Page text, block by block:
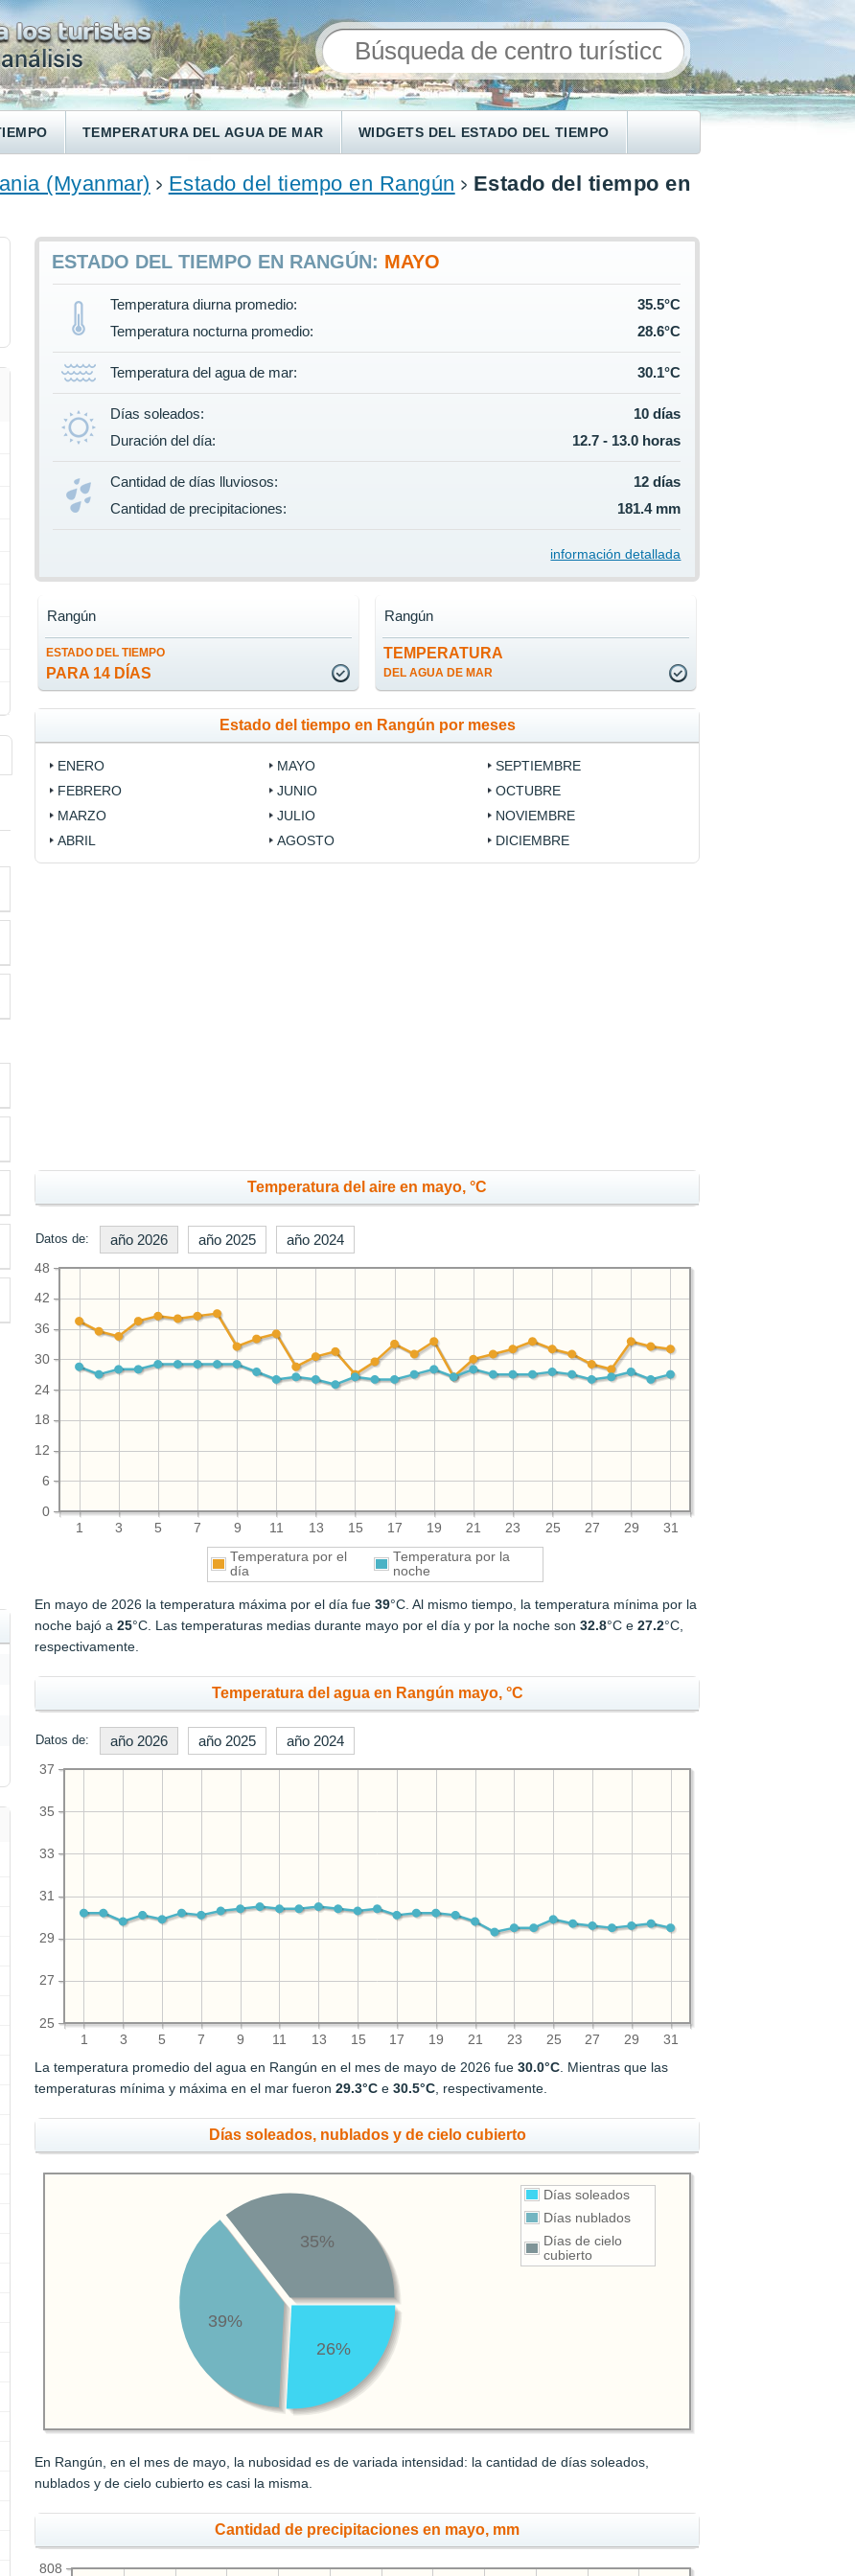
TEMPERATURA DEL AGUA DE MAR WIDGETS DEL ESTADO DEL TIEMPO
(Myanmar) Estado del tiempo en Rangún
Estado del tiempo en
ESTADO DEL TIEMPO EN RANGÚN: MAYO
Temperatura diurna promedio:
35.5°C
Temperatura nocturna promedio:
28.6°C
Temperatura del agua de mar: 30.1°C
Días soleados:
10 días
Duración del día:
12.7 - 13.0 horas
Cantidad de días lluviosos:
12 días
Cantidad de precipitaciones:
181.4 mm
información detallada
ESTADO DEL TIEMPO
PARA 14 DÍAS
Rangún
TEMPERATURA
DEL AGUA DE MAR
Rangún
Estado del tiempo en Rangún por meses
ENERO
FEBRERO
MARZO
ABRIL
MAYO
JUNIO
JULIO
AGOSTO
SEPTIEMBRE
OCTUBRE
NOVIEMBRE
DICIEMBRE
Temperatura del aire en mayo, °C
Datos de: año 2026 año 2025 año 2024
1 3 5 7 9 11 13 15 17 19 21 23 25 27 29 31
0
6
12
18
24
30
36
42
48
Temperatura por el
día
Temperatura por la
noche
En mayo de 2026 la temperatura máxima por el día fue39°C. Al mismo tiempo, la temperatura mínima por la
noche bajó a25°C. Las temperaturas medias durante mayo por el día y por la noche son32.8°C e27.2°C,
respectivamente.
Temperatura del agua en Rangún mayo, °C
Datos de: año 2026 año 2025 año 2024
1 3 5 7 9 11 13 15 17 19 21 23 25 27 29 31
25
27
29
31
33
35
37
La temperatura promedio del agua en Rangún en el mes de mayo de 2026 fue30.0°C . Mientras que las
temperaturas mínima y máxima en el mar fueron29.3°C e30.5°C , respectivamente.
Días soleados, nublados y de cielo cubierto
Días soleados
Días nublados
Días de cielo
cubierto
26%
39%
35%
En Rangún, en el mes de mayo, la nubosidad es de variada intensidad: la cantidad de días soleados,
nublados y de cielo cubierto es casi la misma.
Cantidad de precipitaciones en mayo, mm
808